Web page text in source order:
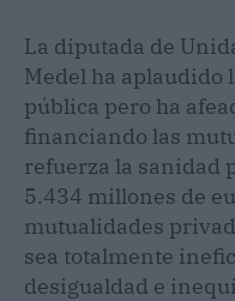
La diputada de
Medel ha
pública pero ha
financiando las
refuerza la sanidad
5.434 millones de
mutualidades
sea totalmente
desigualdad e